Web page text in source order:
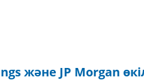
және JP Morgan